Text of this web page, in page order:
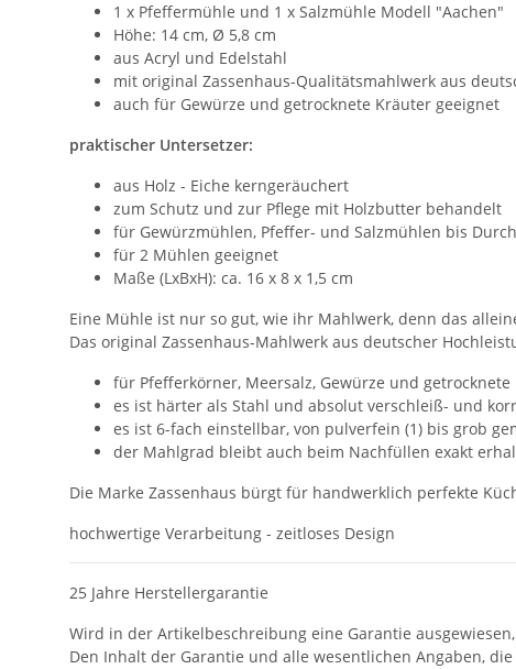
1 x Pfeffermühle und 1 x Salzmühle Modell "Aachen"
Höhe: 14 cm, Ø 5,8 cm
aus Acryl und Edelstahl
mit original Zassenhaus-Qualitätsmahlwerk aus
auch für Gewürze und getrocknete Kräuter geeignet
praktischer Untersetzer:
aus Holz - Eiche kerngeräuchert
zum Schutz und zur Pflege mit Holzbutter behandelt
für Gewürzmühlen, Pfeffer- und Salzmühlen bis
für 2 Mühlen geeignet
Maße (LxBxH): ca. 16 x 8 x 1,5 cm
Eine Mühle ist nur so gut, wie ihr Mahlwerk, denn das
Das original Zassenhaus-Mahlwerk aus deutscher
für Pfefferkörner, Meersalz, Gewürze und
es ist härter als Stahl und absolut verschleiß- und
es ist 6-fach einstellbar, von pulverfein (1) bis grob
der Mahlgrad bleibt auch beim Nachfüllen exakt
Die Marke Zassenhaus bürgt für handwerklich perfekte
hochwertige Verarbeitung - zeitloses Design
25 Jahre Herstellergarantie
Wird in der Artikelbeschreibung eine Garantie
Den Inhalt der Garantie und alle wesentlichen Angaben,